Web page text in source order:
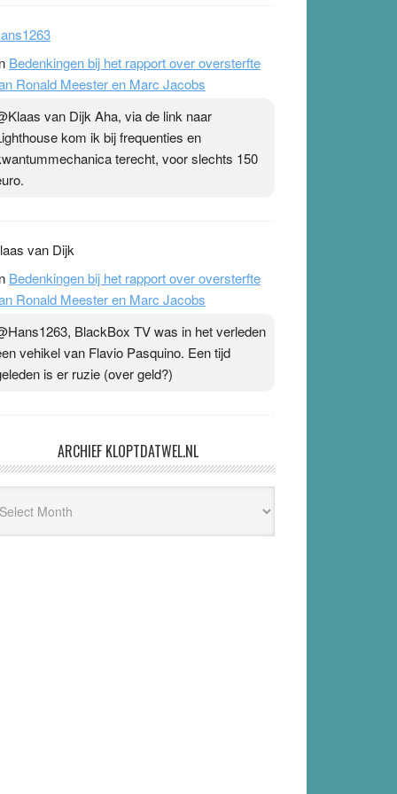
Bedenkingen bij het rapport over oversterfte
Ronald Meester en Marc Jacobs
van Dijk Aha, via de link naar
kom ik bij frequenties en
terecht, voor slechts 150
van Dijk
Bedenkingen bij het rapport over oversterfte
Ronald Meester en Marc Jacobs
BlackBox TV was in het verleden
vehikel van Flavio Pasquino. Een tijd
is er ruzie (over geld?)
ARCHIEF KLOPTDATWEL.NL